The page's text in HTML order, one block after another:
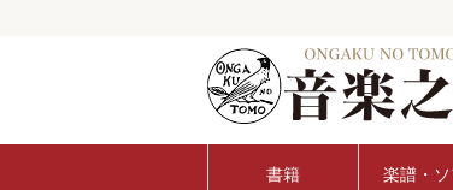
書籍 楽譜・ソ